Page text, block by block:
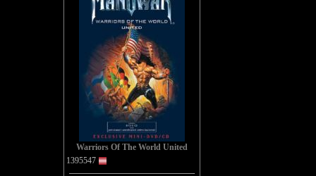
Warriors Of The World United
1395547